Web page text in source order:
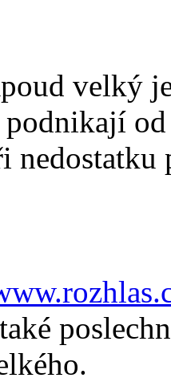
velký
podnikají
nedostatku